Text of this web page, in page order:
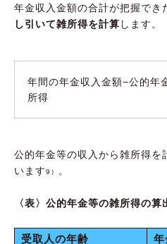
年金収入金額の合計が把握でき
し引いて雑所得を計算 します。
年間の年金収入金額−公的年
所得
公的年金等の収入から雑所得を
います9） 。
〈表〉公的年金等の雑所得の算
受取人の年齢 年